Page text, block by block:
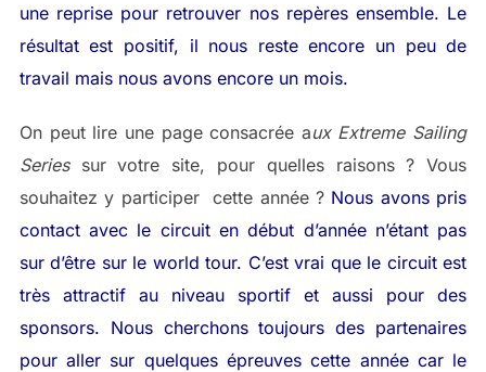
une reprise pour retrouver nos repères ensemble. Le
résultat est positif, il nous reste encore un peu de
travail mais nous avons encore un mois.
On peut lire une page consacrée aux Extreme Sailing
Seriessur votre site, pour quelles raisons ? Vous
souhaitez y participer cette année ? Nous avons pris
contact avec le circuit en début d’année n’étant pas
sur d’être sur le world tour. C’est vrai que le circuit est
très attractif au niveau sportif et aussi pour des
sponsors. Nous cherchons toujours des partenaires
pour aller sur quelques épreuves cette année car le